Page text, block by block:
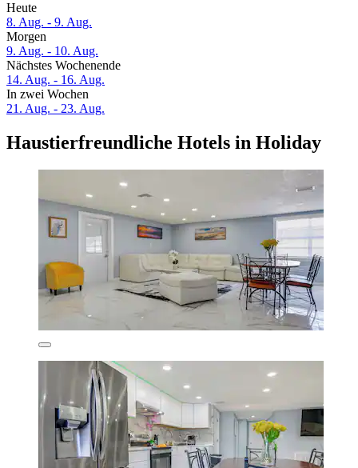
Heute
8. Aug. - 9. Aug.
Morgen
9. Aug. - 10. Aug.
Nächstes Wochenende
14. Aug. - 16. Aug.
In zwei Wochen
21. Aug. - 23. Aug.
Haustierfreundliche Hotels in Holiday